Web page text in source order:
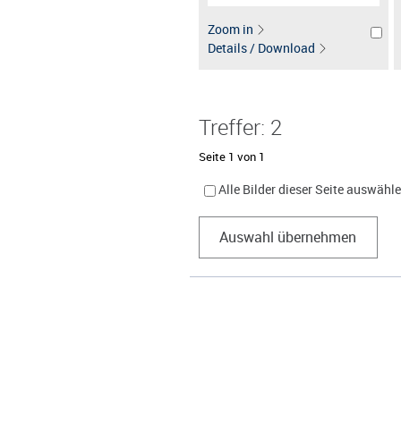
Zoom in
Details / Download
Treffer: 2
Seite 1 von 1
Alle Bilder dieser Seite
Auswahl übernehmen